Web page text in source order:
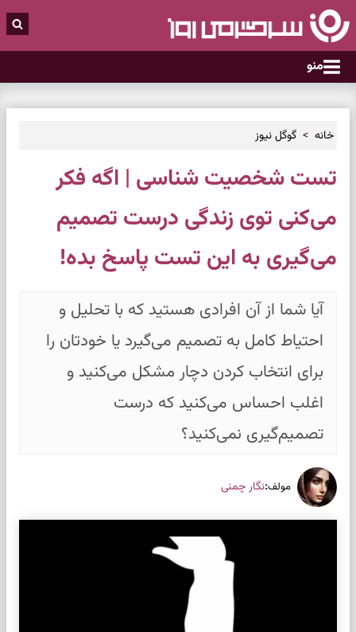
منو
خانه گوگل نیوز
تست شخصیت شناسی | اگه فکر
می‌کنی توی زندگی درست تصمیم
می‌گیری به این تست پاسخ بده!
آیا شما از آن افرادی هستید که با تحلیل و
احتیاط کامل به تصمیم‌ می‌گیرد یا خودتان را
برای انتخاب کردن دچار مشکل می‌کنید و
اغلب احساس می‌کنید که درست
تصمیم‌گیری نمی‌کنید؟
مولف:نگار چمنی